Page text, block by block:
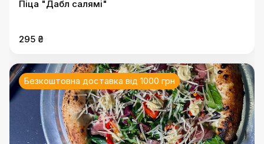
Піца "Дабл салямі"
295 ₴
Безкоштовна доставка від 1000 грн